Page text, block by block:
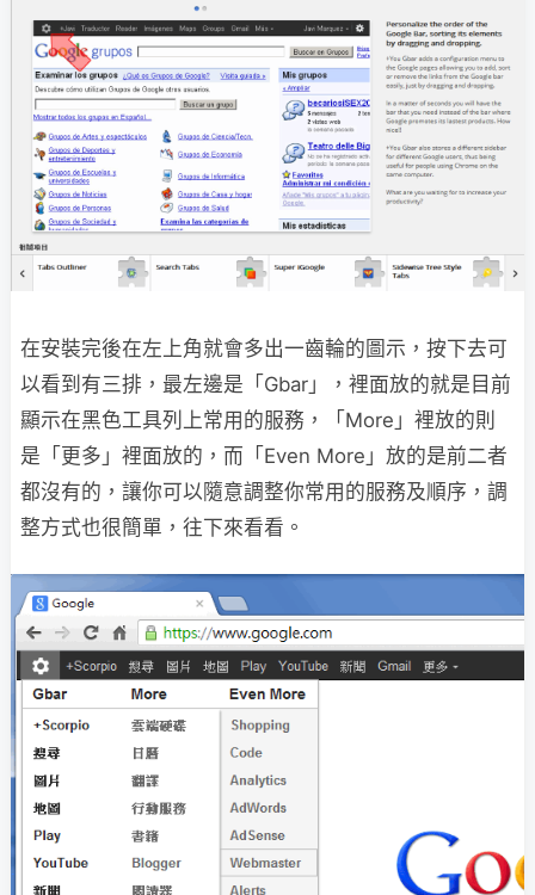
在安裝完後在左上角就會多出一齒輪的圖示，按下去可
以看到有三排，最左邊是「Gbar」，裡面放的就是目前
顯示在黑色工具列上常用的服務，「More」裡放的則
是「更多」裡面放的，而「Even More」放的是前二者
都沒有的，讓你可以隨意調整你常用的服務及順序，調
整方式也很簡單，往下來看看。